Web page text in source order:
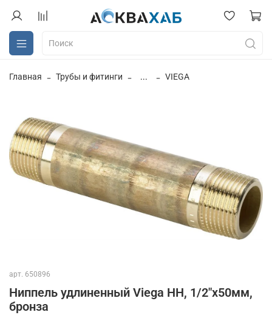
Главная Трубы и фитинги ... VIEGA
арт. 650896
Ниппель удлиненный Viega НН, 1/2"х50мм,
бронза